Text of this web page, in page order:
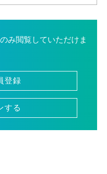
み閲覧していただけま
登録
する